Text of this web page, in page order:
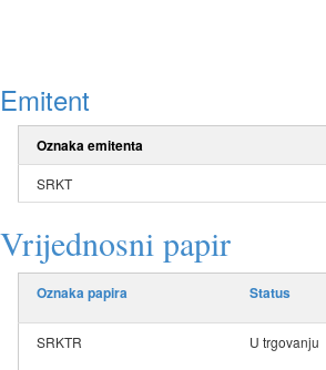
Emitent
Oznaka emitenta
SRKT
Vrijednosni papir
Oznaka papira Status
SRKTR U trgovanju